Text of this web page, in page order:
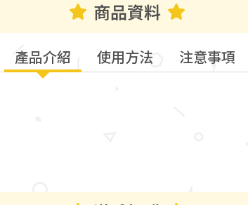
商品資料
產品介紹 使用方法 注意事項